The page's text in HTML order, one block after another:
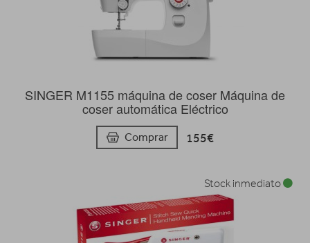
SINGER M1155 máquina de coser Máquina de
coser automática Eléctrico
Comprar 155€
Stock inmediato